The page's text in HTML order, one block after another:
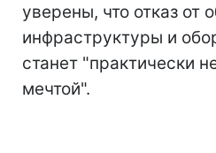
уверены, что отказ от
инфраструктуры и
станет "практически
мечтой".